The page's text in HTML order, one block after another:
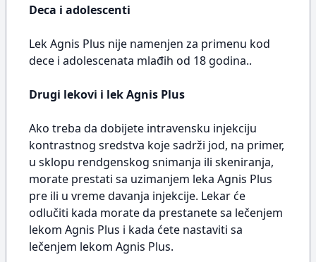
Deca i adolescenti
Lek Agnis Plus nije namenjen za primenu kod
dece i adolescenata mlađih od 18 godina..
Drugi lekovi i lek Agnis Plus
Ako treba da dobijete intravensku injekciju
kontrastnog sredstva koje sadrži jod, na primer,
u sklopu rendgenskog snimanja ili skeniranja,
morate prestati sa uzimanjem leka Agnis Plus
pre ili u vreme davanja injekcije. Lekar će
odlučiti kada morate da prestanete sa lečenjem
lekom Agnis Plus i kada ćete nastaviti sa
lečenjem lekom Agnis Plus.